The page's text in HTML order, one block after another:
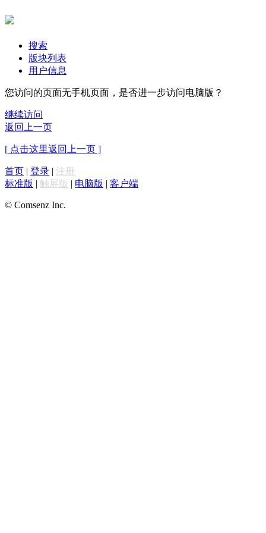
搜索
版块列表
用户信息
您访问的页面无手机页面，是否进一步访问电脑版？
继续访问
返回上一页
[ 点击这里返回上一页 ]
首页 | 登录 | 注册
标准版 | 触屏版 | 电脑版 | 客户端
© Comsenz Inc.